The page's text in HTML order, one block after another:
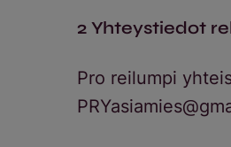
2 Yhteystiedot
Pro reilumpi